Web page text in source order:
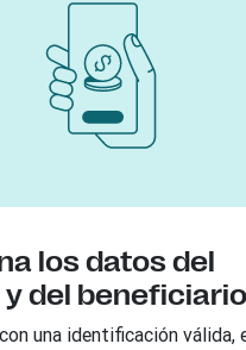
los datos del
del beneficiario
una identificación válida,